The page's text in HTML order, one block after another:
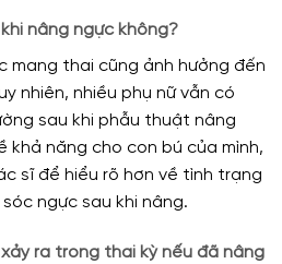
nâng ngực không?
mang thai cũng ảnh hưởng đến
nhiên, nhiều phụ nữ vẫn có
sau khi phẫu thuật nâng
khả năng cho con bú của mình,
sĩ để hiểu rõ hơn về tình trạng
ngực sau khi nâng.
ra trong thai kỳ nếu đã nâng